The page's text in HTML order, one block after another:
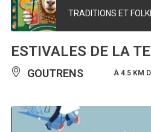
TRADITIONS ET
ESTIVALES DE LA
GOUTRENS À 4.5 KM